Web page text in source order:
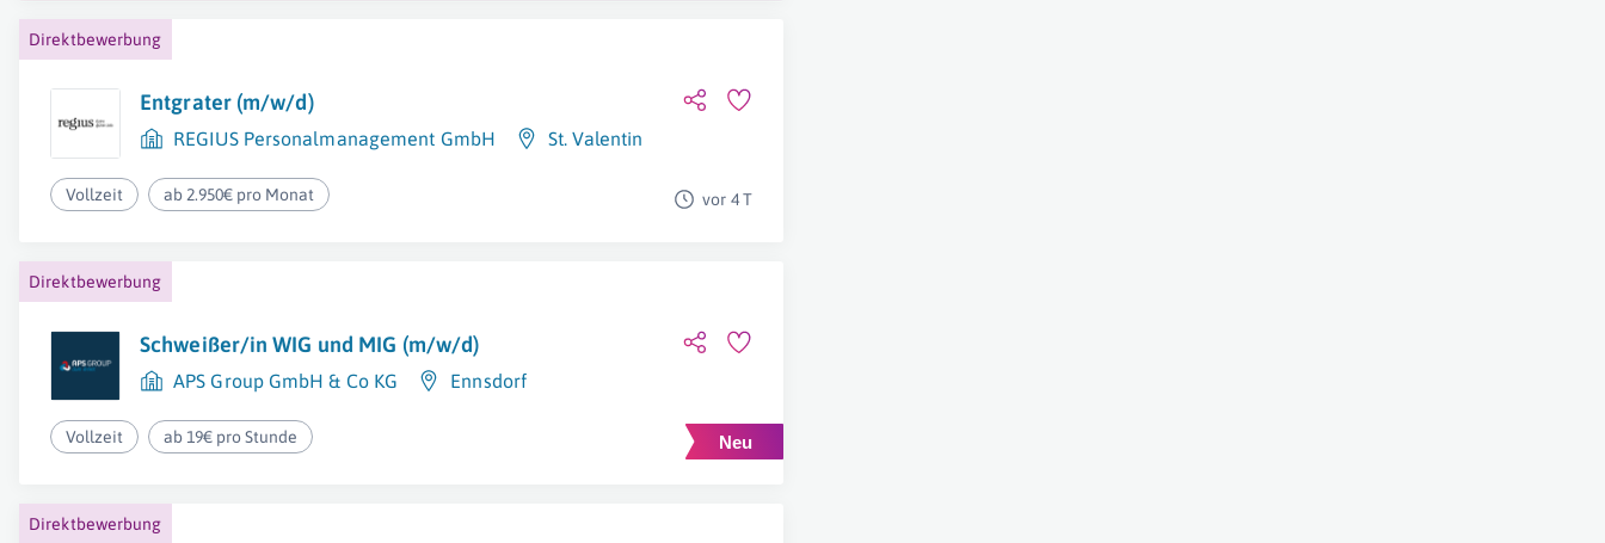
Direktbewerbung
Entgrater (m/w/d)
REGIUS Personalmanagement GmbH St. Valentin
Vollzeit ab 2.950€ pro Monat vor 4 T
Direktbewerbung
Schweißer/in WIG und MIG (m/w/d)
APS Group GmbH & Co KG Ennsdorf
Vollzeit ab 19€ pro Stunde
Direktbewerbung